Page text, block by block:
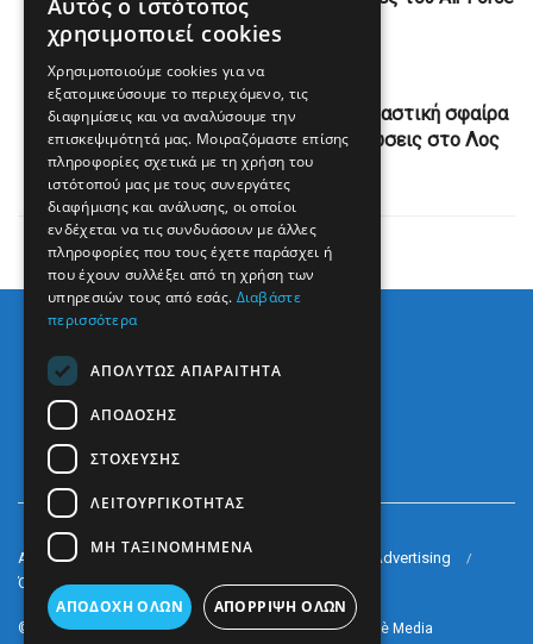
One
Next Post
Η στιγμή που αστυνομικοί χτυπούν με πλαστική σφαίρα
δημοσιογράφο που κάλυπτε τις διαδηλώσεις στο Λος
Άντζελες
Arkè Media Group Radio Preveza 93
Arkè Advertising
Όροι και Προϋποθέσεις
Επικοινωνία
© 2022PrevezapostInspired byArkè AdvPartner of Arkè Media
Αυτός ο ιστότοπος
χρησιμοποιεί cookies
Χρησιμοποιούμε cookies για να
εξατομικεύσουμε το περιεχόμενο, τις
διαφημίσεις και να αναλύσουμε την
επισκεψιμότητά μας. Μοιραζόμαστε επίσης
πληροφορίες σχετικά με τη χρήση του
ιστότοπού μας με τους συνεργάτες
διαφήμισης και ανάλυσης, οι οποίοι
ενδέχεται να τις συνδυάσουν με άλλες
πληροφορίες που τους έχετε παράσχει ή
που έχουν συλλέξει από τη χρήση των
υπηρεσιών τους από εσάς. Διαβάστε
περισσότερα
ΑΠΟΛΎΤΩΣ ΑΠΑΡΑΊΤΗΤΑ
ΑΠΌΔΟΣΗΣ
ΣΤΌΧΕΥΣΗΣ
ΛΕΙΤΟΥΡΓΙΚΌΤΗΤΑΣ
ΜΗ ΤΑΞΙΝΟΜΗΜΈΝΑ
ΑΠΟΔΟΧΉ ΌΛΩΝ ΑΠΌΡΡΙΨΗ ΌΛΩΝ